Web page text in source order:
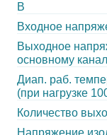
В
Входное
Выходное
основному
Диап. раб.
(при нагрузке
Количество
Напряжение